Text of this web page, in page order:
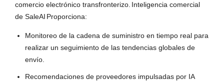
comercio electrónico transfronterizo. Inteligencia comercial
de SaleAI Proporciona:
Monitoreo de la cadena de suministro en tiempo real para
realizar un seguimiento de las tendencias globales de
envío.
Recomendaciones de proveedores impulsadas por IA